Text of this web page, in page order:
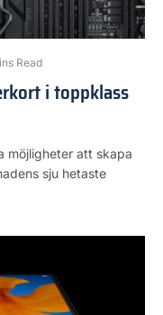
Read
i toppklass
möjligheter att skapa
sju hetaste